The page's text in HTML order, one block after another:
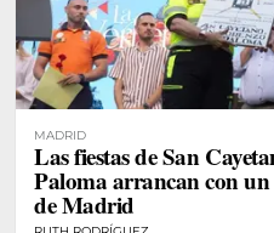
MADRID
Las fiestas de San
Paloma arrancan con
de Madrid